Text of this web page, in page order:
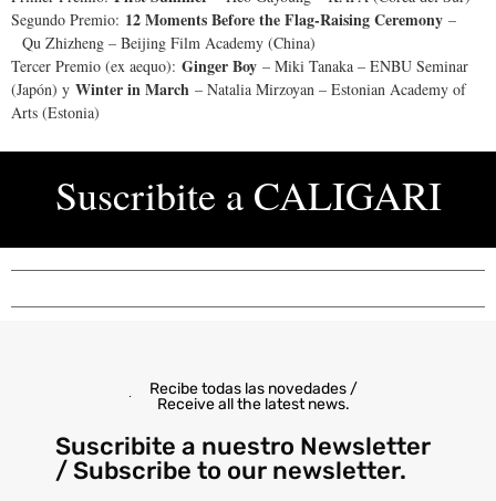
Segundo Premio: 12 Moments Before the Flag-Raising Ceremony –
Qu Zhizheng – Beijing Film Academy (China)
Tercer Premio (ex aequo): Ginger Boy – Miki Tanaka – ENBU Seminar
(Japón) y Winter in March – Natalia Mirzoyan – Estonian Academy of
Arts (Estonia)
Suscribite a CALIGARI
Recibe todas las novedades /
Receive all the latest news.
Suscribite a nuestro Newsletter
/ Subscribe to our newsletter.